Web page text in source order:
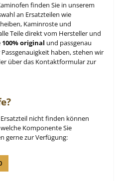
finden Sie in unserem
an Ersatzteilen wie
Kaminroste und
Teile direkt vom Hersteller und
100% original und passgenau
haben, stehen wir
über das Kontaktformular zur
nicht finden können
Komponente Sie
gerne zur Verfügung: